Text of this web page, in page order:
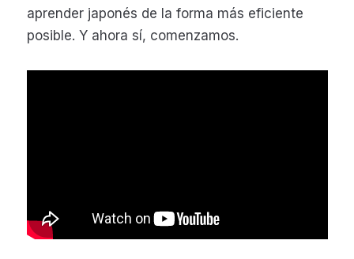
aprender japonés de la forma más eficiente
posible. Y ahora sí, comenzamos.